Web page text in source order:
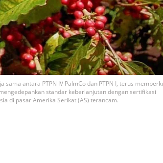
sama antara PTPN IV PalmCo dan PTPN I, terus
standar keberlanjutan dengan sertifikasi
di pasar Amerika Serikat (AS) terancam.